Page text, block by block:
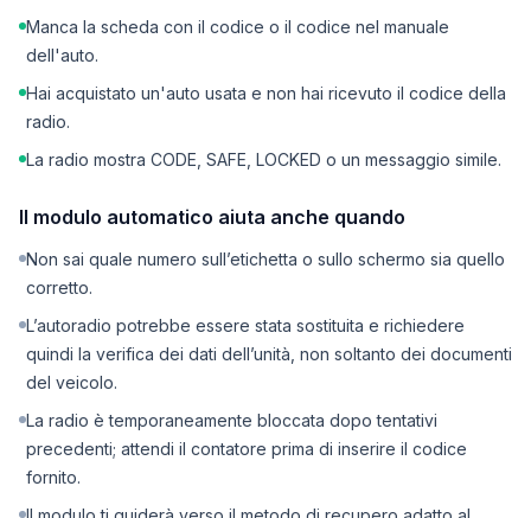
Manca la scheda con il codice o il codice nel manuale
dell'auto.
Hai acquistato un'auto usata e non hai ricevuto il codice della
radio.
La radio mostra CODE, SAFE, LOCKED o un messaggio simile.
Il modulo automatico aiuta anche quando
Non sai quale numero sull’etichetta o sullo schermo sia quello
corretto.
L’autoradio potrebbe essere stata sostituita e richiedere
quindi la verifica dei dati dell’unità, non soltanto dei documenti
del veicolo.
La radio è temporaneamente bloccata dopo tentativi
precedenti; attendi il contatore prima di inserire il codice
fornito.